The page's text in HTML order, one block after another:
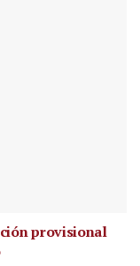
provisional